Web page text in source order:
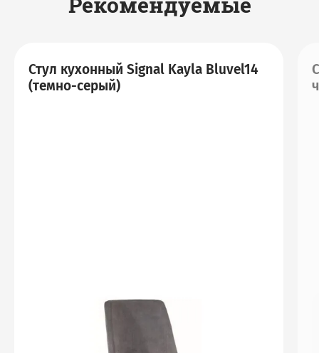
Стул кухонный Signal Kayla Bluvel14
(темно-серый)